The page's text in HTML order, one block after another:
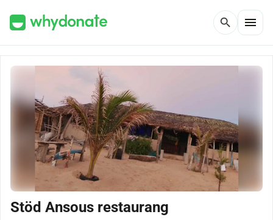
search menu
Stöd Ansous restaurang